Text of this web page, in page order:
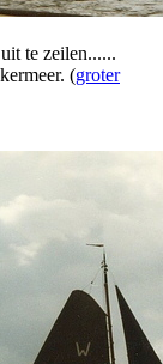
te zeilen......
(groter